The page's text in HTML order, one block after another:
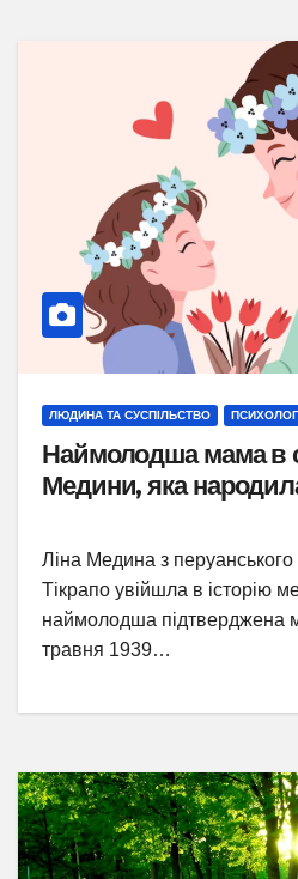
ЛЮДИНА ТА СУСПІЛЬСТВО
Наймолодша мама в
Медини, яка
Ліна Медина з перуанського
Тікрапо увійшла в історію
наймолодша підтверджена
травня 1939…